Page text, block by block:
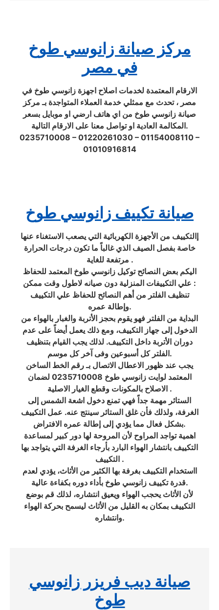
مركز صيانة زانوسي طوخ
في مصر
الارقام المعتمدة لخدمات اصلاح اجهزة زانوسي طوخ في
مصر ، تحدث مع ممثلي خدمة العملاء المتواجدة بـ مركز
صيانة زانوسي طوخ من اي هاتف ارضي او موبايل بسعر
المكالمة العادية او تواصل معنا على الارقام التالية.
0235710008 – 01220261030 – 01154008110 –
01010916814
صيانة تكييف زانوسي طوخ
إالتكييف من الأجهزة الكهربائية التي يصعب الاستغناء عنها
خاصة بفصل الصيف الذي غالباً ما تكون درجات الحرارة
مرتفعة للغاية .
اليكم بعض النصائح توكيل زانوسي طوخ المعتمد للحفاظ
علي التكييفات المنزلية دون صيانه لاطول وقت ممكن :
تنظيف الفلتر من أهم النصائح للحفاظ علي التكييف
وإطالة عمره.
البداية من الفلتر فهو يقوم بحجز الأتربة والغبار بالهواء من
الدخول إلى جهاز التكييف، ومع ذلك يعمل أيضاً على عدم
دوران الأتربة داخل التكييف. لذلك يجب القيام بتنظيف
الفلتر كل أسبوعين وفى آخر كل موسم.
يجب عند ظهور الاعطال الاتصال بـ رقم الخط الساخن
المعتمد لوايت زانوسي طوخ 0235710008 لضمان
الاصلاح بالمكونات وقطع الغيار الاصلية .
الستائر مهمة جداً فهي تمنع دخول اشعة الشمس إلى
الغرفة، ولذلك فأن غلق الستائر سينتج عنه. عمل التكييف
بشكل فعال مما يؤدي إلى إطالة عمره الافتراض.
اهمية تواجد المراوح لأن المروحة لها دور كبير لمساعدة
التكييف بانتشار الهواء البارد بأرجاء الغرفة التي يتواجد بها
التكييف .
ااستخدام التكييف بغرفة بها الكثير من الأثاث، يؤدي لعدم
قدرة تكييف زانوسي طوخ بأداء دوره بكفاءة عالية.
لأن الأثاث يحجب الهواء ويعيق انتشاره، لذلك قم بوضع
التكييف بمكان به القليل من الأثاث ليسمح بحركة الهواء
وانتشاره.
صيانة ديب فريزر زانوسي
طوخ